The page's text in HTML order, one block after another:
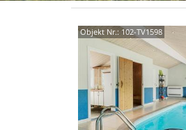
Objekt Nr.: 102-TV1598